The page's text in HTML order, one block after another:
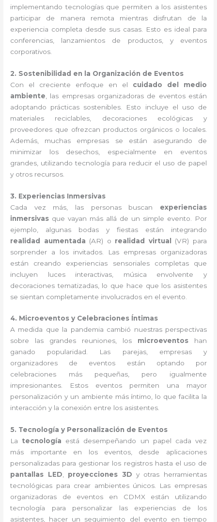
implementando tecnologías que permiten a los asistentes
participar de manera remota mientras disfrutan de la
experiencia completa desde sus casas. Esto es ideal para
conferencias, lanzamientos de productos, y eventos
corporativos.
2. Sostenibilidad en la Organización de Eventos
Con el creciente enfoque en el cuidado del medio
ambiente , las empresas organizadoras de eventos están
adoptando prácticas sostenibles. Esto incluye el uso de
materiales reciclables, decoraciones ecológicas y
proveedores que ofrezcan productos orgánicos o locales.
Además, muchas empresas se están asegurando de
minimizar los desechos, especialmente en eventos
grandes, utilizando tecnología para reducir el uso de papel
y otros recursos.
3. Experiencias Inmersivas
Cada vez más, las personas buscan experiencias
inmersivas que vayan más allá de un simple evento. Por
ejemplo, algunas bodas y fiestas están integrando
realidad aumentada (AR) o realidad virtual (VR) para
sorprender a los invitados. Las empresas organizadoras
están creando experiencias sensoriales completas que
incluyen luces interactivas, música envolvente y
decoraciones tematizadas, lo que hace que los asistentes
se sientan completamente involucrados en el evento.
4. Microeventos y Celebraciones Íntimas
A medida que la pandemia cambió nuestras perspectivas
sobre las grandes reuniones, los microeventoshan
ganado popularidad. Las parejas, empresas y
organizadores de eventos están optando por
celebraciones más pequeñas, pero igualmente
impresionantes. Estos eventos permiten una mayor
personalización y un ambiente más íntimo, lo que facilita la
interacción y la conexión entre los asistentes.
5. Tecnología y Personalización de Eventos
La tecnología está desempeñando un papel cada vez
más importante en los eventos, desde aplicaciones
personalizadas para gestionar los registros hasta el uso de
pantallas LED, proyecciones 3D y otras herramientas
tecnológicas para crear ambientes únicos. Las empresas
organizadoras de eventos en CDMX están utilizando
tecnología para personalizar las experiencias de los
asistentes, hacer un seguimiento del evento en tiempo